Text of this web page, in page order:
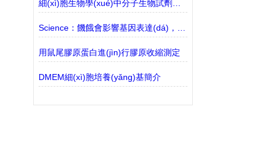
用鼠尾膠原蛋白進(jìn)行膠原收縮測定
DMEM細(xì)胞培養(yǎng)基簡介